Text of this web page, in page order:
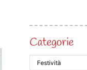
Categorie